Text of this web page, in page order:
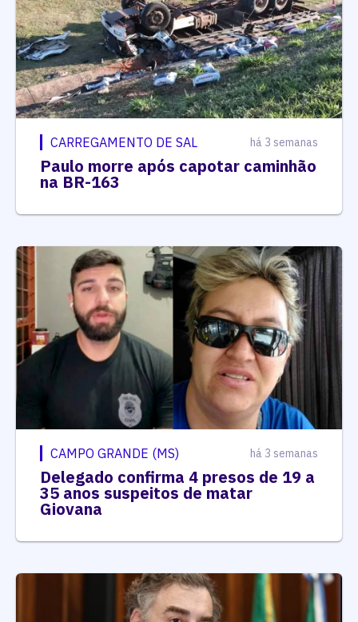
CARREGAMENTO DE SAL há 3 semanas
Paulo morre após capotar caminhão
na BR-163
CAMPO GRANDE (MS) há 3 semanas
Delegado confirma 4 presos de 19 a
35 anos suspeitos de matar
Giovana